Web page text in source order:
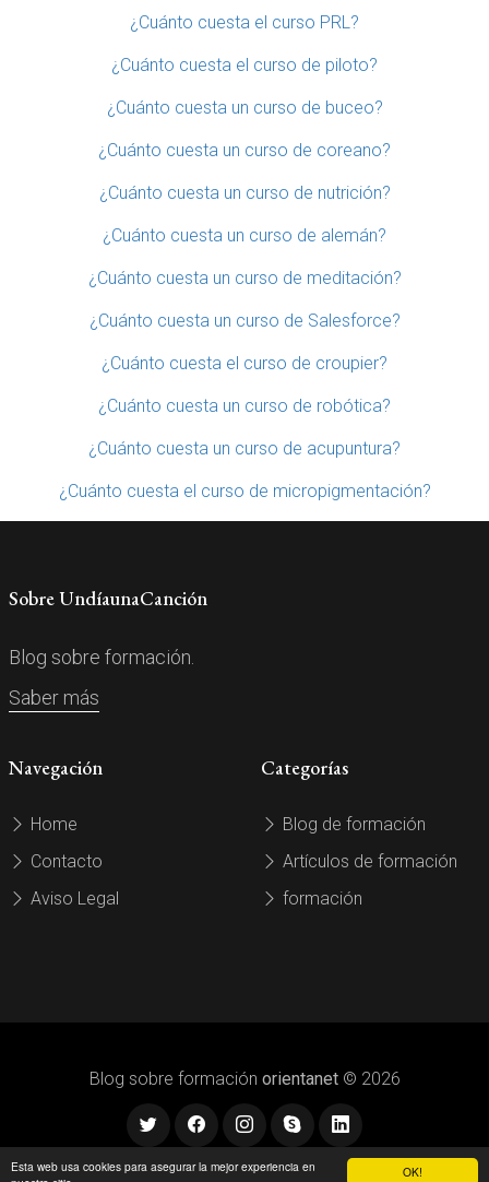
OK!
Esta web usa cookies para asegurar la mejor experiencia en
¿Cuánto cuesta el curso PRL?
¿Cuánto cuesta el curso de piloto?
¿Cuánto cuesta un curso de buceo?
¿Cuánto cuesta un curso de coreano?
¿Cuánto cuesta un curso de nutrición?
¿Cuánto cuesta un curso de alemán?
¿Cuánto cuesta un curso de meditación?
¿Cuánto cuesta un curso de Salesforce?
¿Cuánto cuesta el curso de croupier?
¿Cuánto cuesta un curso de robótica?
¿Cuánto cuesta un curso de acupuntura?
¿Cuánto cuesta el curso de micropigmentación?
Sobre UndíaunaCanción
Blog sobre formación.
Saber más
Navegación
Home
Contacto
Aviso Legal
Categorías
Blog de formación
Artículos de formación
formación
Blog sobre formación orientanet© 2026